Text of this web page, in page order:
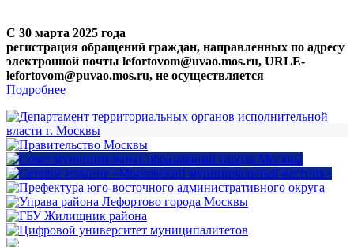
С 30 марта 2025 года
регистрация обращений граждан, направленных по адресу
электронной почты lefortovom@uvao.mos.ru, URLE-
lefortovom@puvao.mos.ru, не осуществляется
Подробнее